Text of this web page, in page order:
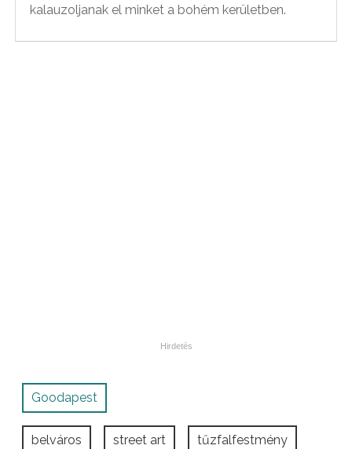
kalauzoljanak el minket a bohém kerületben.
Goodapest
belváros street art tűzfalfestmény